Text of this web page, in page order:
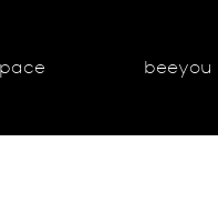
beeyou